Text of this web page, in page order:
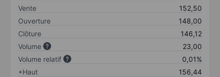
Vente
152,50
Ouverture
148,00
Clôture
146,12
Volume
23,00
Volume relatif
0,01%
+Haut
156,44